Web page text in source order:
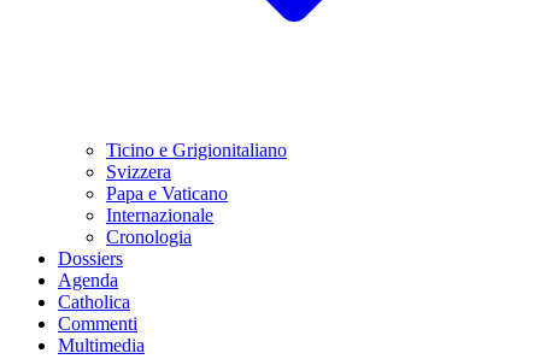
Ticino e Grigionitaliano
Svizzera
Papa e Vaticano
Internazionale
Cronologia
Dossiers
Agenda
Catholica
Commenti
Multimedia